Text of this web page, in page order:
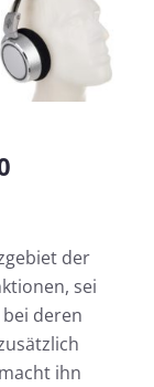
der
sei
deren
ihn
NDH
geprüft:
dem